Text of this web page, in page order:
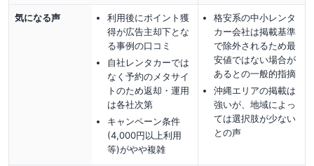
気になる声
利用後にポイント獲
得が広告主却下とな
る事例の口コミ
自社レンタカーでは
なく予約のメタサイ
トのため返却・運用
は各社次第
キャンペーン条件
(4,000円以上利用
等)がやや複雑
格安系の中小レンタ
カー会社は掲載基準
で除外されるため最
安値ではない場合が
あるとの一般的指摘
沖縄エリアの掲載は
強いが、地域によっ
ては選択肢が少ない
との声